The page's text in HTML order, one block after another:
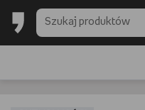
BACK TO SCHOOL